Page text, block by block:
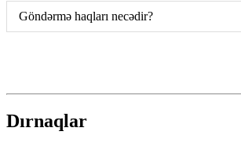
Göndərmə haqları necədir?
Dırnaqlar